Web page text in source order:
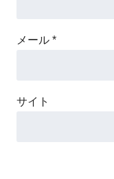
メール *
サイト